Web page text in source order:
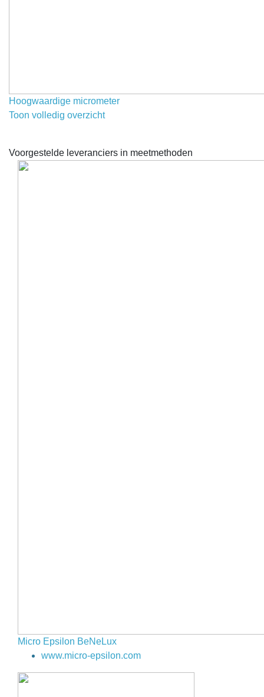
Hoogwaardige micrometer
Toon volledig overzicht
Voorgestelde leveranciers in meetmethoden
Micro Epsilon BeNeLux
www.micro-epsilon.com